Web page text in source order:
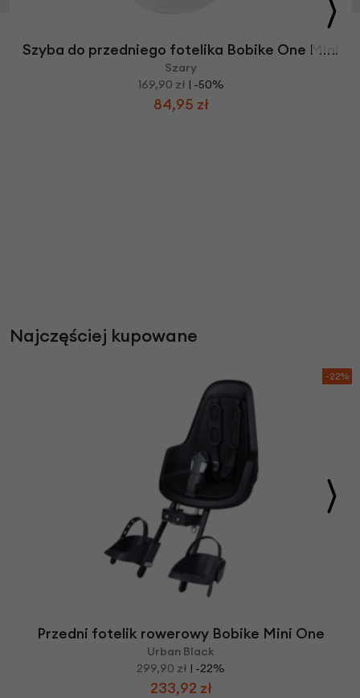
Szyba do przedniego fotelika Bobike One Mini
Szary
169,90 zł | -50%
84,95 zł
Najczęściej kupowane
-22%
Przedni fotelik rowerowy Bobike Mini One
Urban Black
299,90 zł | -22%
233,92 zł